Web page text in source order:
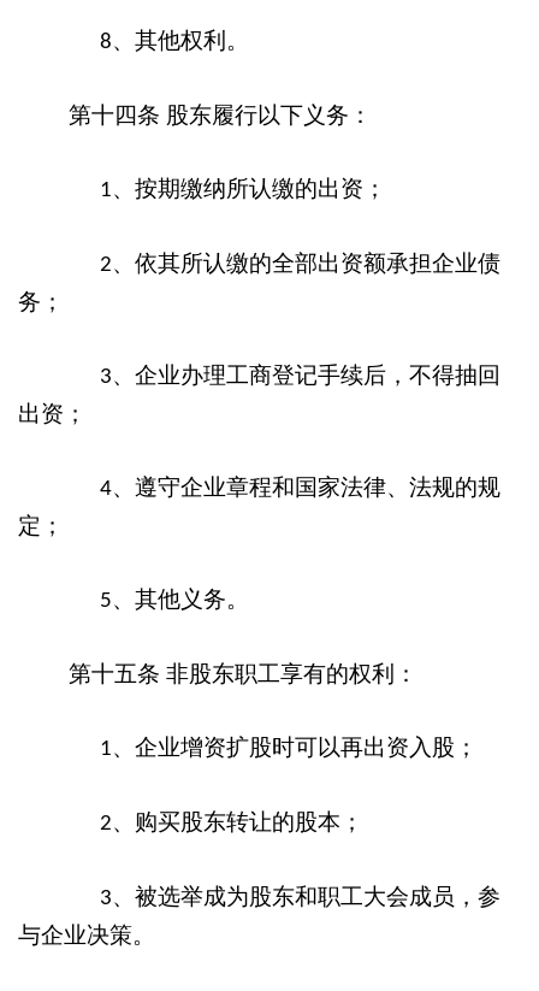
8、其他权利。
第十四条 股东履行以下义务：
1、按期缴纳所认缴的出资；
2、依其所认缴的全部出资额承担企业债
务；
3、企业办理工商登记手续后，不得抽回
出资；
4、遵守企业章程和国家法律、法规的规
定；
5、其他义务。
第十五条 非股东职工享有的权利：
1、企业增资扩股时可以再出资入股；
2、购买股东转让的股本；
3、被选举成为股东和职工大会成员，参
与企业决策。